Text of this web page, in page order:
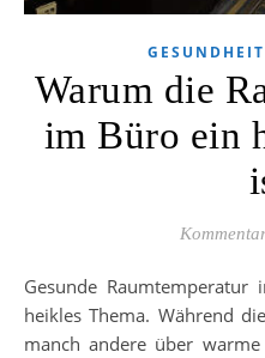
Warum die
im Büro ein
Gesunde Raumtemperatur im Büro – Im Winter oft ein
heikles Thema. Während
manch andere über